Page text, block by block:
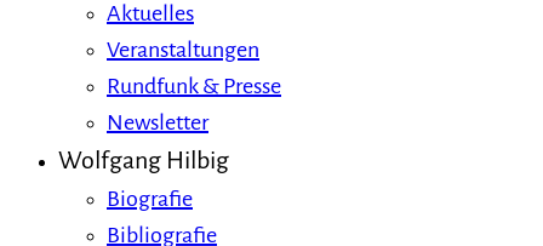
Aktuelles
Veranstaltungen
Rundfunk & Presse
Newsletter
Wolfgang Hilbig
Biografie
Bibliografie